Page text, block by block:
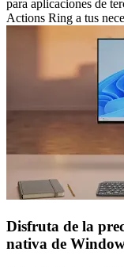
para aplicaciones de
Actions Ring a tus
Disfruta de la
nativa de